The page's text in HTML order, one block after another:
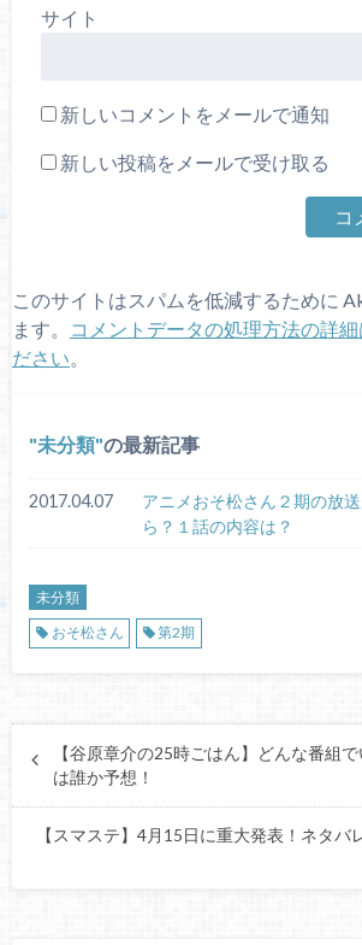
サイト
新しいコメントをメールで通知
新しい投稿をメールで受け取る
このサイトはスパムを低減するために
ます。
コメントデータの処理方法の詳細
ださい。
未分類 の最新記事
2017.04.07
アニメおそ松さん２期の放
ら？１話の内容は？
未分類
おそ松さん
第2期
【谷原章介の25時ごはん】どんな番組
は誰か予想！
【スマステ】4月15日に重大発表！ネタバ